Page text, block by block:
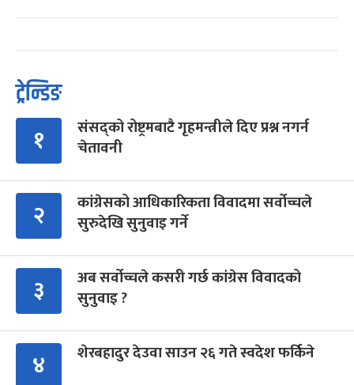
ट्रेन्डिङ
१
संसद्को रोष्ट्रमबाटै गृहमन्त्रीले दिए प्रश्न नगर्न
चेतावनी
२
कांग्रेसको आधिकारिकता विवादमा सर्वोच्चले
सुरुदेखि सुनुवाइ गर्ने
३
अब सर्वोच्चले कसरी गर्छ कांग्रेस विवादको
सुनुवाइ ?
४ शेरबहादुर देउवा साउन २६ गते स्वदेश फर्किने